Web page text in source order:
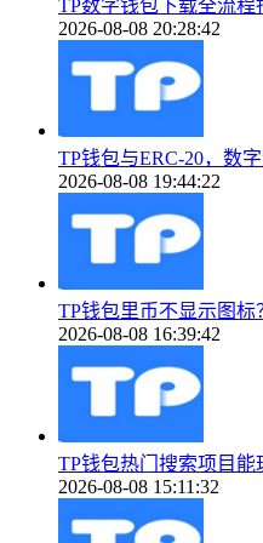
TP数字钱包下载全流
2026-08-08 20:28:42
TP钱包与ERC-20，数
2026-08-08 19:44:22
TP钱包里币不显示图
2026-08-08 16:39:42
TP钱包热门搜索项目能
2026-08-08 15:11:32